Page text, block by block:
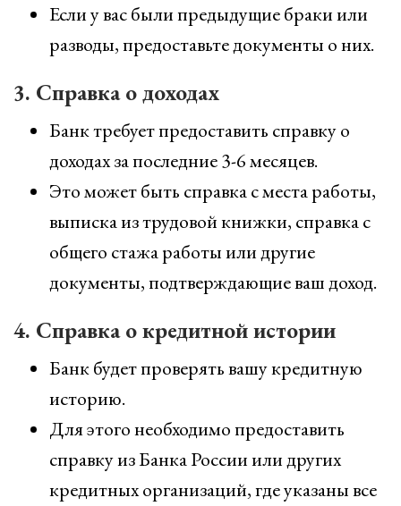
Если у вас были предыдущие браки или
разводы, предоставьте документы о них.
3. Справка о доходах
Банк требует предоставить справку о
доходах за последние 3-6 месяцев.
Это может быть справка с места работы,
выписка из трудовой книжки, справка с
общего стажа работы или другие
документы, подтверждающие ваш доход.
4. Справка о кредитной истории
Банк будет проверять вашу кредитную
историю.
Для этого необходимо предоставить
справку из Банка России или других
кредитных организаций, где указаны все